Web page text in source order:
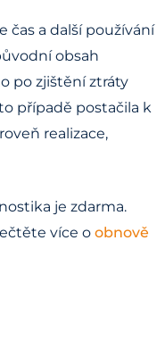
čas a další používání
obsah
po zjištění ztráty
případě postačila k
realizace,
je zdarma.
více o obnově